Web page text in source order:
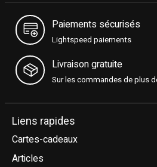
Paiements sécurisés
Lightspeed paiements
Livraison gratuite
Sur les commandes de plus
Liens rapides
Cartes-cadeaux
Articles